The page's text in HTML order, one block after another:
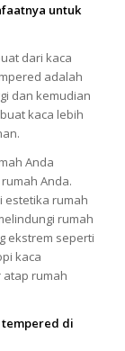
untuk
dari kaca
adalah
dan kemudian
kaca lebih
Anda
Anda.
estetika rumah
rumah
ekstrem seperti
kaca
rumah
tempered di